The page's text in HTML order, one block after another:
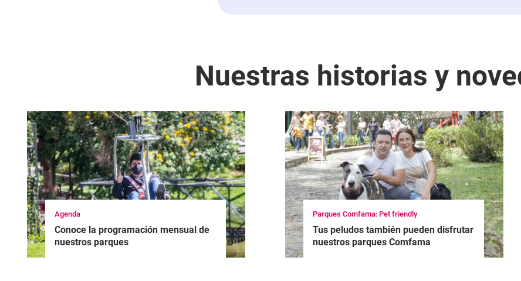
Nuestras historias y
Agenda
Conoce la programación mensual de
nuestros parques
Parques Comfama: Pet friendly
Tus peludos también pueden disfrutar
nuestros parques Comfama